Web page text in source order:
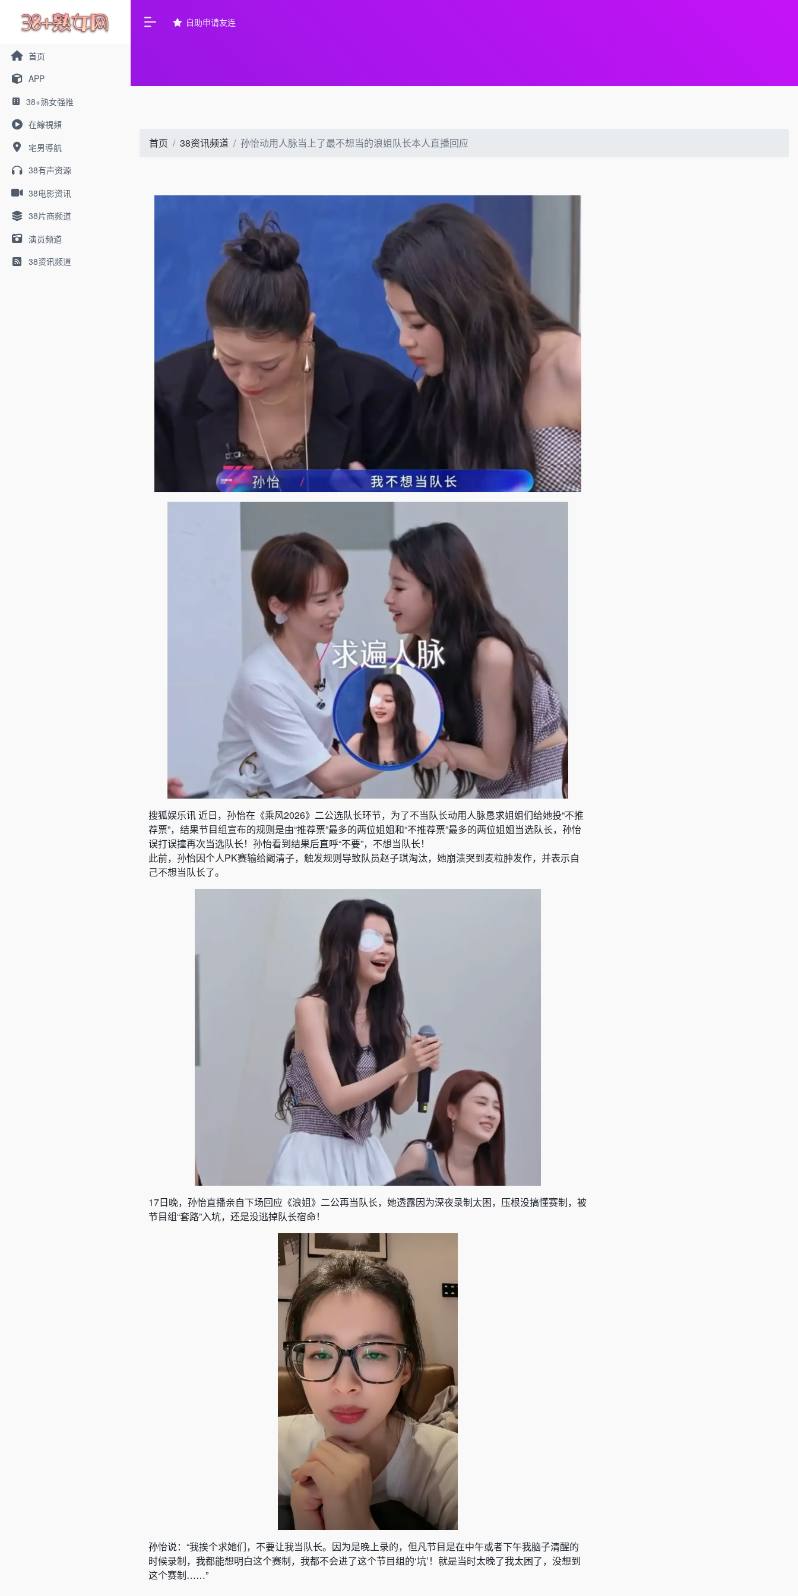
首页
APP
38+熟女强推
在線視頻
宅男導航
38有声资源
38电影资讯
38片商频道
演员频道
38资讯频道
自助申请友连
首页 38资讯频道 孙怡动用人脉当上了最不想当的浪姐队长本人直播回应
搜狐娱乐讯 近日， 孙怡在《乘风2026》二公选队长环节，为了不当队长动用人脉恳求姐姐们给她投“不推
荐票”，结果节目组宣布的规则是由“推荐票”最多的两位姐姐和“不推荐票”最多的两位姐姐当选队长，孙怡
误打误撞再次当选队长！孙怡看到结果后直呼“不要”，不想当队长！
此前，孙怡因个人PK赛输给阚清子，触发规则导致队员赵子琪淘汰，她崩溃哭到麦粒肿发作，并表示自
己不想当队长了。
17日晚， 孙怡直播亲自下场回应《浪姐》二公再当队长，她透露因为深夜录制太困，压根没搞懂赛制，被
节目组“套路”入坑，还是没逃掉队长宿命！
孙怡说：“我挨个求她们，不要让我当队长。因为是晚上录的，但凡节目是在中午或者下午我脑子清醒的
时候录制，我都能想明白这个赛制，我都不会进了这个节目组的‘坑’！就是当时太晚了我太困了，没想到
这个赛制……”